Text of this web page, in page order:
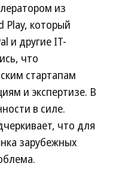
из
Play, который
и другие IT-
что
стартапам
и экспертизе. В
в силе.
что для
зарубежных